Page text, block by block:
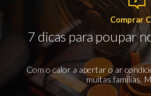
Comprar
7 dicas para poupar
Com o calor a apertar o ar
muitas famílias.